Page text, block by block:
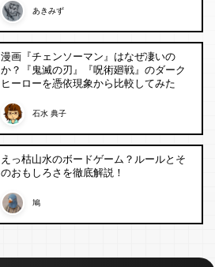
あきみず
漫画『チェンソーマン』はなぜ凄いの
か？『鬼滅の刃』『呪術廻戦』のダーク
ヒーローを憑依現象から比較してみた
石水 典子
えっ枯山水のボードゲーム？ルールとそ
のおもしろさを徹底解説！
鳩